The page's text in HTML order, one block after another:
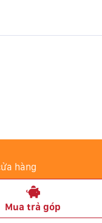
hàng
Mua trả góp